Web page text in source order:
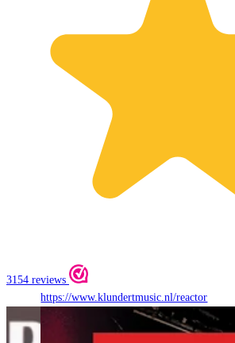
3154 reviews
https://www.klundertmusic.nl/reactor